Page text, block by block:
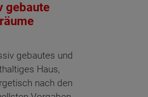
gebaute
gebautes und
Haus,
nach den